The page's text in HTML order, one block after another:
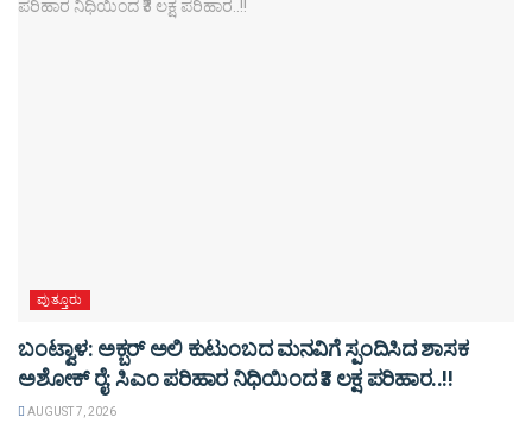
ಪುತ್ತೂರು
ಬಂಟ್ವಾಳ: ಅಕ್ಬರ್ ಅಲಿ ಕುಟುಂಬದ ಮನವಿಗೆ ಸ್ಪಂದಿಸಿದ ಶಾಸಕ
ಅಶೋಕ್ ರೈ: ಸಿಎಂ ಪರಿಹಾರ ನಿಧಿಯಿಂದ ₹3 ಲಕ್ಷ ಪರಿಹಾರ..!!
AUGUST 7, 2026